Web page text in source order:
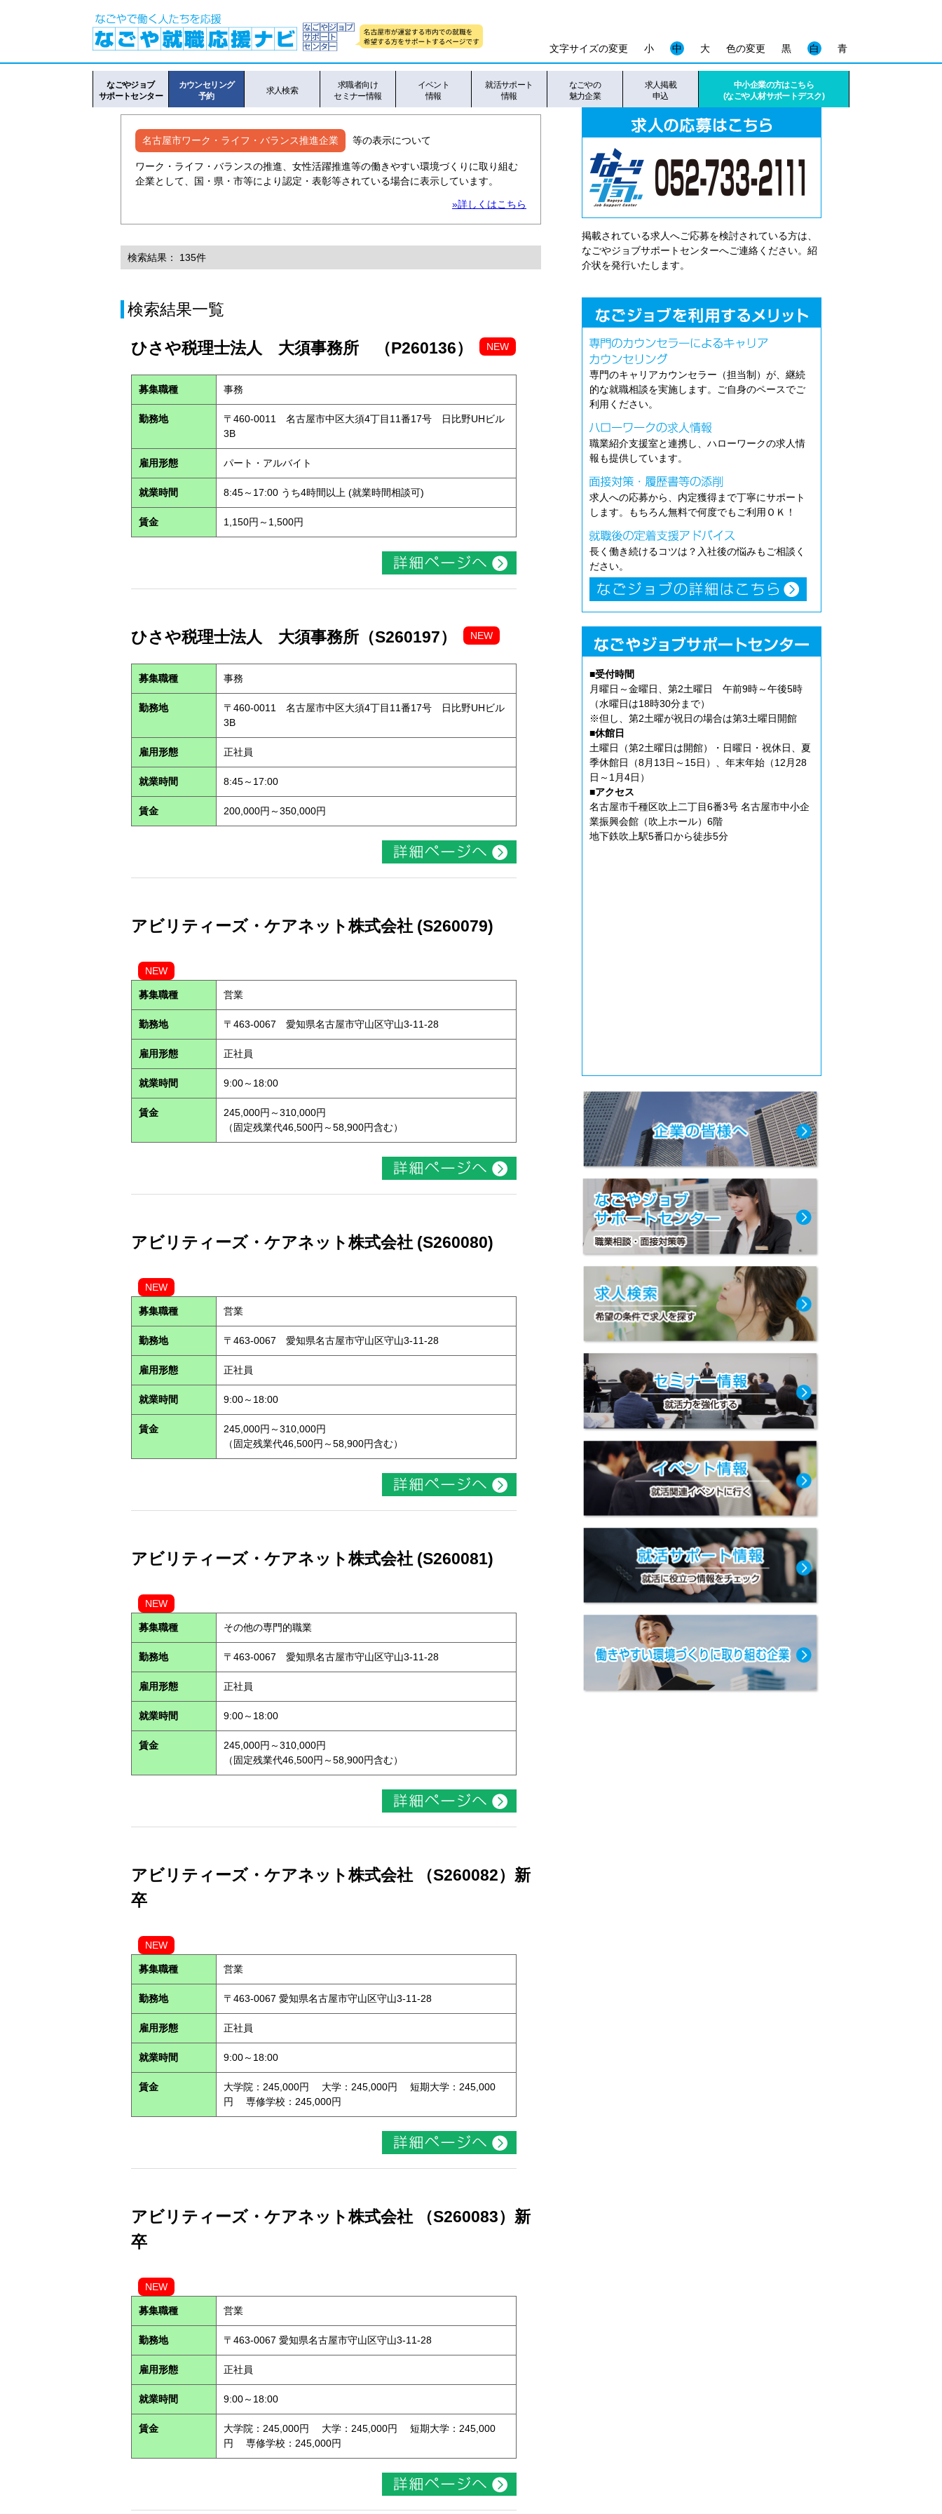
色の変更 黒 白 青
文字サイズの変更 小 中 大
なごやジョブ
サポートセンター
カウンセリング
予約
求人検索
求職者向け
セミナー情報
イベント
情報
就活サポート
情報
なごやの
魅力企業
求人掲載
申込
中小企業の方はこちら
(なごや人材サポートデスク)
名古屋市ワーク・ライフ・バランス推進企業 等の表示について
ワーク・ライフ・バランスの推進、女性活躍推進等の働きやすい環境づくりに取り組む
企業として、国・県・市等により認定・表彰等されている場合に表示しています。
»詳しくはこちら
検索結果： 135件
検索結果一覧
ひさや税理士法人 大須事務所 （P260136） NEW
募集職種 事務
勤務地
〒460-0011 名古屋市中区大須4丁目11番17号 日比野UHビル
3B
雇用形態 パート・アルバイト
就業時間 8:45～17:00 うち4時間以上 (就業時間相談可)
賃金 1,150円～1,500円
ひさや税理士法人 大須事務所（S260197） NEW
募集職種 事務
勤務地
〒460-0011 名古屋市中区大須4丁目11番17号 日比野UHビル
3B
雇用形態 正社員
就業時間 8:45～17:00
賃金 200,000円～350,000円
アビリティーズ・ケアネット株式会社 (S260079)
NEW
募集職種 営業
勤務地 〒463-0067 愛知県名古屋市守山区守山3-11-28
雇用形態 正社員
就業時間 9:00～18:00
賃金
245,000円～310,000円
（固定残業代46,500円～58,900円含む）
アビリティーズ・ケアネット株式会社 (S260080)
NEW
募集職種 営業
勤務地 〒463-0067 愛知県名古屋市守山区守山3-11-28
雇用形態 正社員
就業時間 9:00～18:00
賃金
245,000円～310,000円
（固定残業代46,500円～58,900円含む）
アビリティーズ・ケアネット株式会社 (S260081)
NEW
募集職種 その他の専門的職業
勤務地 〒463-0067 愛知県名古屋市守山区守山3-11-28
雇用形態 正社員
就業時間 9:00～18:00
賃金
245,000円～310,000円
（固定残業代46,500円～58,900円含む）
アビリティーズ・ケアネット株式会社 （S260082）新
卒
NEW
募集職種 営業
勤務地 〒463-0067 愛知県名古屋市守山区守山3-11-28
雇用形態 正社員
就業時間 9:00～18:00
賃金
大学院：245,000円 大学：245,000円 短期大学：245,000
円 専修学校：245,000円
アビリティーズ・ケアネット株式会社 （S260083）新
卒
NEW
募集職種 営業
勤務地 〒463-0067 愛知県名古屋市守山区守山3-11-28
雇用形態 正社員
就業時間 9:00～18:00
賃金
大学院：245,000円 大学：245,000円 短期大学：245,000
円 専修学校：245,000円
掲載されている求人へご応募を検討されている方は、
なごやジョブサポートセンターへご連絡ください。紹
介状を発行いたします。
専門のキャリアカウンセラー（担当制）が、継続
的な就職相談を実施します。ご自身のペースでご
利用ください。
職業紹介支援室と連携し、ハローワークの求人情
報も提供しています。
求人への応募から、内定獲得まで丁寧にサポート
します。もちろん無料で何度でもご利用ＯＫ！
長く働き続けるコツは？入社後の悩みもご相談く
ださい。
■受付時間
月曜日～金曜日、第2土曜日 午前9時～午後5時
（水曜日は18時30分まで）
※但し、第2土曜が祝日の場合は第3土曜日開館
■休館日
土曜日（第2土曜日は開館）・日曜日・祝休日、夏
季休館日（8月13日～15日）、年末年始（12月28
日～1月4日）
■アクセス
名古屋市千種区吹上二丁目6番3号 名古屋市中小企
業振興会館（吹上ホール）6階
地下鉄吹上駅5番口から徒歩5分